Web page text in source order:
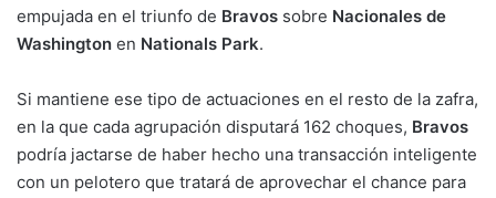
empujada en el triunfo de Bravos sobre Nacionales de
Washington en Nationals Park.
Si mantiene ese tipo de actuaciones en el resto de la zafra,
en la que cada agrupación disputará 162 choques, Bravos
podría jactarse de haber hecho una transacción inteligente
con un pelotero que tratará de aprovechar el chance para